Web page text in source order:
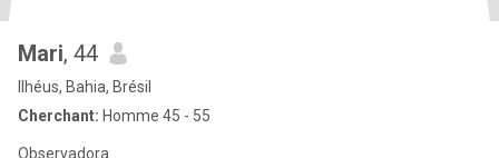
Mari, 44
Ilhéus, Bahia, Brésil
Cherchant: Homme 45 - 55
Observadora